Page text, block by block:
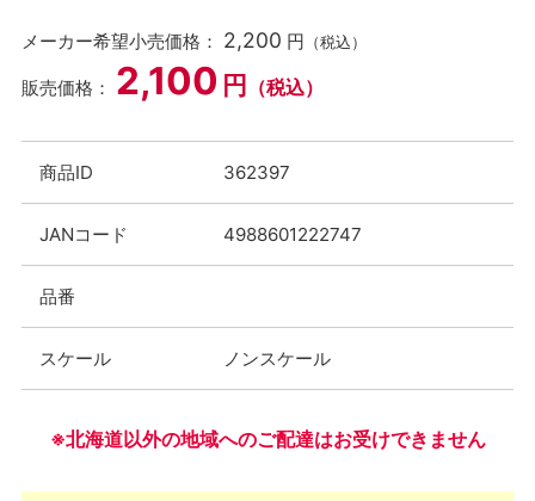
メーカー希望小売価格： 2,200 円 （税込）
販売価格： 2,100 円 （税込）
商品ID 362397
JANコード 4988601222747
品番
スケール ノンスケール
※北海道以外の地域へのご配達はお受けできません